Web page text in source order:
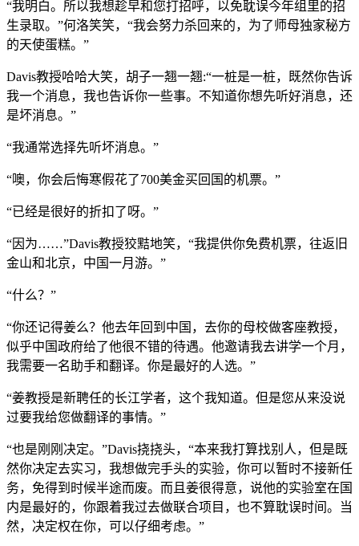
“我明白。所以我想趁早和您打招呼，以免耽误今年组里的招
生录取。”何洛笑笑，“我会努力杀回来的，为了师母独家秘方
的天使蛋糕。”
Davis教授哈哈大笑，胡子一翘一翘:“一桩是一桩，既然你告诉
我一个消息，我也告诉你一些事。不知道你想先听好消息，还
是坏消息。”
“我通常选择先听坏消息。”
“噢，你会后悔寒假花了700美金买回国的机票。”
“已经是很好的折扣了呀。”
“因为……”Davis教授狡黠地笑，“我提供你免费机票，往返旧
金山和北京，中国一月游。”
“什么？”
“你还记得姜么？他去年回到中国，去你的母校做客座教授，
似乎中国政府给了他很不错的待遇。他邀请我去讲学一个月，
我需要一名助手和翻译。你是最好的人选。”
“姜教授是新聘任的长江学者，这个我知道。但是您从来没说
过要我给您做翻译的事情。”
“也是刚刚决定。”Davis挠挠头，“本来我打算找别人，但是既
然你决定去实习，我想做完手头的实验，你可以暂时不接新任
务，免得到时候半途而废。而且姜很得意，说他的实验室在国
内是最好的，你跟着我过去做联合项目，也不算耽误时间。当
然，决定权在你，可以仔细考虑。”